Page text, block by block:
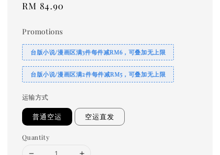
Regular
RM 84.90
Promotions
台版小说/漫画区满3件每件减RM6，可叠加无上限
台版小说/漫画区满2件每件减RM5，可叠加无上限
运输方式
普通空运 空运直发
Quantity